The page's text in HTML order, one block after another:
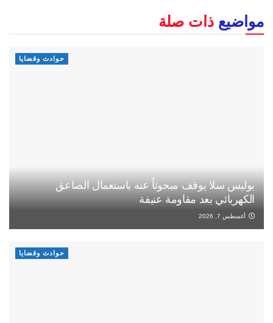
مواضيع ذات صلة
حوادث وقضايا
بوليس سلا يوقف مبحوثاً عنه باستعمال الصاعق
الكهربائي بعد مقاومة عنيفة
أغسطس 7, 2026
حوادث وقضايا